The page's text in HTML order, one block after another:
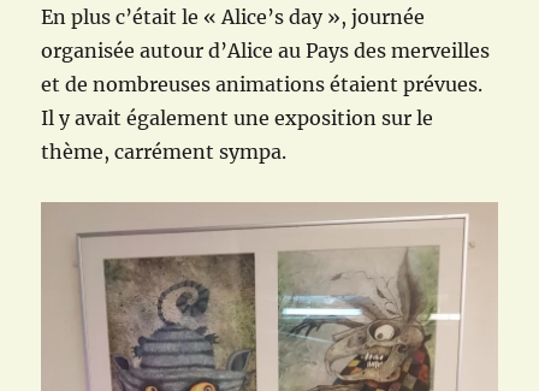
En plus c’était le « Alice’s day », journée
organisée autour d’Alice au Pays des merveilles
et de nombreuses animations étaient prévues.
Il y avait également une exposition sur le
thème, carrément sympa.